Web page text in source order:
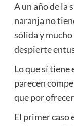
A un año de la
naranja no
sólida y
despierte
Lo que sí tiene
parecen
que por
El primer caso